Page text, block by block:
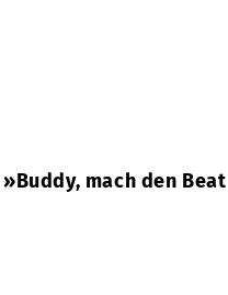
mach den